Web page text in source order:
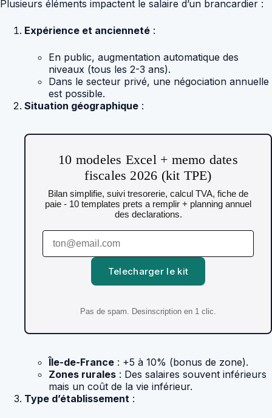
Plusieurs éléments impactent le salaire d’un brancardier :
Expérience et ancienneté :
En public, augmentation automatique des
niveaux (tous les 2-3 ans).
Dans le secteur privé, une négociation annuelle
est possible.
Situation géographique :
10 modeles Excel + memo dates
fiscales 2026 (kit TPE)
Bilan simplifie, suivi tresorerie, calcul TVA, fiche de
paie - 10 templates prets a remplir + planning annuel
des declarations.
Telecharger le kit
Pas de spam. Desinscription en 1 clic.
Île-de-France : +5 à 10% (bonus de zone).
Zones rurales : Des salaires souvent inférieurs
mais un coût de la vie inférieur.
Type d’établissement :